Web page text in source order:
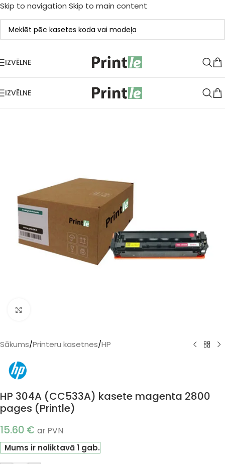
Skip to navigation Skip to main content
IZVĒLNE
IZVĒLNE
Sākums/Printeru kasetnes/HP
HP 304A (CC533A) kasete magenta 2800
pages (Printle)
15.60 € ar PVN
Mums ir noliktavā 1 gab.